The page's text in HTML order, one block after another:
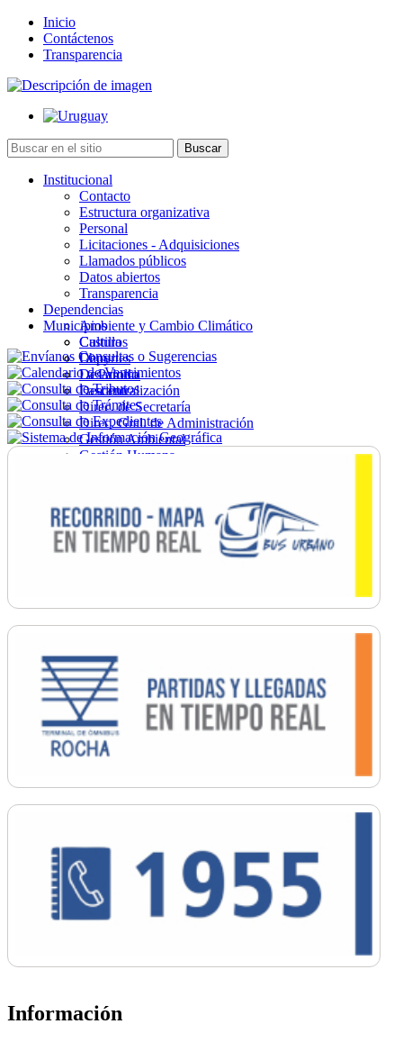
Inicio
Contáctenos
Transparencia
Institucional
Contacto
Estructura organizativa
Personal
Licitaciones - Adquisiciones
Llamados públicos
Datos abiertos
Transparencia
Dependencias
Ambiente y Cambio Climático
Cultura
Deportes
Desarrollo
Descentralización
Direc. de Secretaría
Direc. Gral. de Administración
Gestión Ambiental
Gestión Humana
Ordenamiento
Promoción Social
Salud
Secretaría General
Municipios
Castillos
Chuy
La Paloma
Lascano
Información